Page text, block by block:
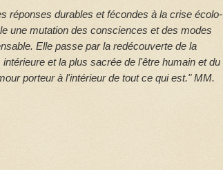
réponses durables et fécondes à la crise écolo-
une mutation des consciences et des modes
Elle passe par la redécouverte de la
et la plus sacrée de l'être humain et du
porteur à l'intérieur de tout ce qui est." MM.